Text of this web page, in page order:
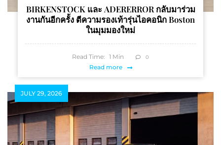
BIRKENSTOCK และ ADERERROR กลับมาร่วม
งานกันอีกครั้ง ตีความรองเท้ารุ่นไอคอนิก Boston
ในมุมมองใหม่
Read Time: 1 Min 0
Read more
JULY 29, 2026